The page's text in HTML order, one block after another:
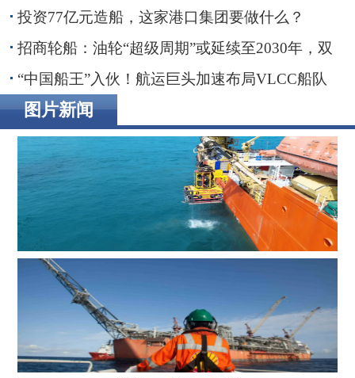
物流降本提质增效
投资77亿元造船，这家港口集团要做什么？
招商轮船：油轮“超级周期”或延续至2030年，双
海峡风险正在重塑全球航运
“中国船王”入伙！航运巨头加速布局VLCC船队
图片新闻
辉固深水ROV服务助力印度海上钻井作业